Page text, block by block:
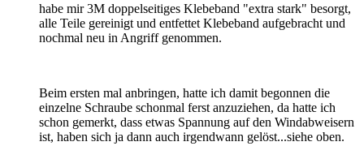
habe mir 3M doppelseitiges Klebeband "extra stark" besorgt,
alle Teile gereinigt und entfettet Klebeband aufgebracht und
nochmal neu in Angriff genommen.
Beim ersten mal anbringen, hatte ich damit begonnen die
einzelne Schraube schonmal ferst anzuziehen, da hatte ich
schon gemerkt, dass etwas Spannung auf den Windabweisern
ist, haben sich ja dann auch irgendwann gelöst...siehe oben.